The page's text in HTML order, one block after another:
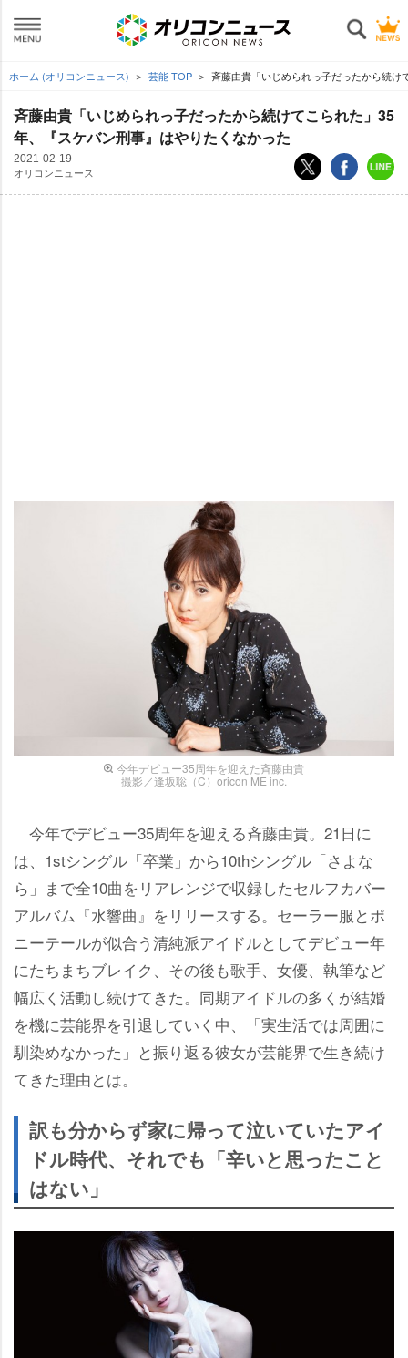
ホーム (オリコンニュース) 芸能 TOP 斉藤由貴「いじめられっ子だったから続
斉藤由貴「いじめられっ子だったから続けてこられた」35
年、『スケバン刑事』はやりたくなかった
2021-02-19
オリコンニュース
今年デビュー35周年を迎えた斉藤由貴
撮影／逢坂聡（C）oricon ME inc.
今年でデビュー35周年を迎える斉藤由貴。21日に
は、1stシングル「卒業」から10thシングル「さよな
ら」まで全10曲をリアレンジで収録したセルフカバー
アルバム『水響曲』をリリースする。セーラー服とポ
ニーテールが似合う清純派アイドルとしてデビュー年
にたちまちブレイク、その後も歌手、女優、執筆など
幅広く活動し続けてきた。同期アイドルの多くが結婚
を機に芸能界を引退していく中、「実生活では周囲に
馴染めなかった」と振り返る彼女が芸能界で生き続け
てきた理由とは。
訳も分からず家に帰って泣いていたアイ
ドル時代、それでも「辛いと思ったこと
はない」